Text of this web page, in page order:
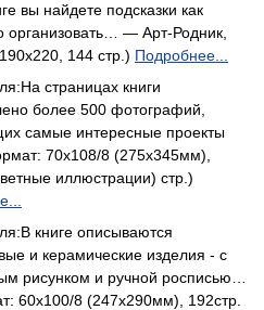
вы найдете подсказки как
организовать… — Арт-Родник,
144 стр.) Подробнее...
страницах книги
более 500 фотографий,
самые интересные проекты
70x108/8 (275x345мм),
иллюстрации) стр.)
книге описываются
и керамические изделия - с
рисунком и ручной росписью…
60x100/8 (247x290мм), 192стр.